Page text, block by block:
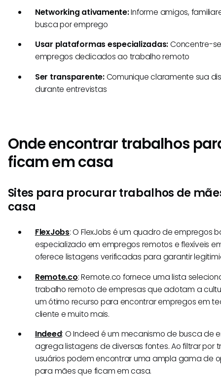
Networking ativamente:Informe amigos,
busca por emprego
Usar plataformas especializadas:Concentre-
empregos dedicados ao trabalho remoto
Ser transparente:Comunique claramente sua
durante entrevistas
Onde encontrar trabalhos
ficam em casa
Sites para procurar trabalhos de
casa
FlexJobs: O FlexJobs é um quadro de empregos
especializado em empregos remotos e flexíveis
oferece listagens verificadas para garantir
Remote.co: Remote.co fornece uma lista
trabalho remoto de empresas que adotam a
um ótimo recurso para encontrar empregos em
cliente e muito mais.
Indeed: O Indeed é um mecanismo de busca de
agrega listagens de diversas fontes. Ao filtrar por
usuários podem encontrar uma ampla gama de
para mães que ficam em casa.